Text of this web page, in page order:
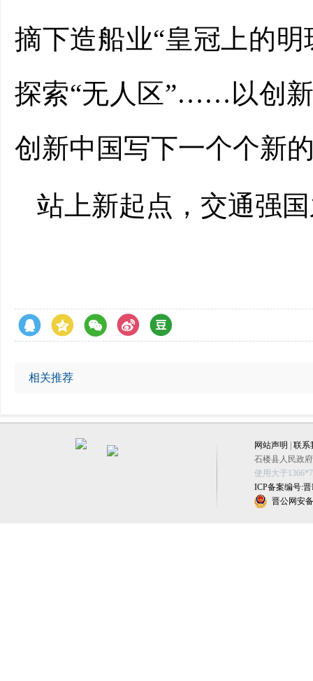
摘下造船业“皇冠上的
探索“无人区”……以创
创新中国写下一个个新
站上新起点，交通强
相关推荐
网站声明
联系
石楼县人民政
使用大于
ICP备案编号:晋
晋公网安